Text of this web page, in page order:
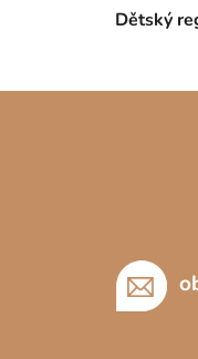
Dětský